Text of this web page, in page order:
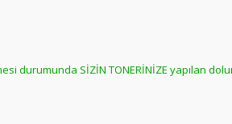
durumunda SİZİN TONERİNİZE yapılan